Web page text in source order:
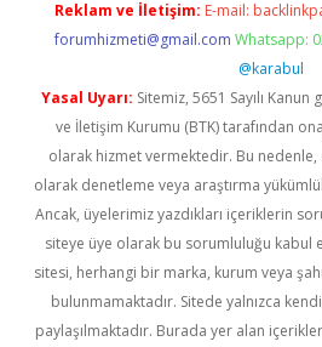
Reklam ve İletişim: E-mail:
forumhizmeti@gmail.com Whatsapp:
@karabul
Yasal Uyarı: Sitemiz, 5651 Sayılı
ve İletişim Kurumu (BTK) tarafından
olarak hizmet vermektedir. Bu
olarak denetleme veya araştırma
Ancak, üyelerimiz yazdıkları içeriklerin
siteye üye olarak bu sorumluluğu kabul
sitesi, herhangi bir marka, kurum veya
bulunmamaktadır. Sitede yalnızca
paylaşılmaktadır. Burada yer alan